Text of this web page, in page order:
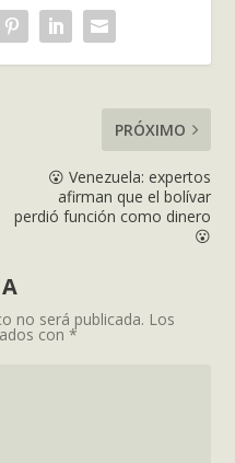
PRÓXIMO
😮 Venezuela: expertos
afirman que el bolívar
perdió función como dinero
😮
no será publicada. Los
con*